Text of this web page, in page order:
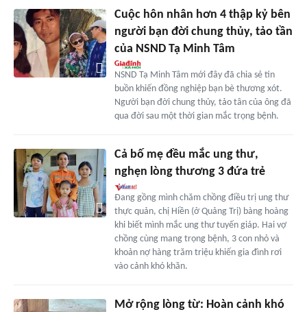
Cuộc hôn nhân hơn 4 thập kỷ bên
người bạn đời chung thủy, tảo tần
của NSND Tạ Minh Tâm
NSND Tạ Minh Tâm mới đây đã chia sẻ tin
buồn khiến đồng nghiệp bạn bè thương xót.
Người bạn đời chung thủy, tảo tân của ông đã
qua đời sau một thời gian mắc trọng bệnh.
Cả bố mẹ đều mắc ung thư,
nghẹn lòng thương 3 đứa trẻ
Đang gồng mình chăm chồng điều trị ung thư
thực quản, chị Hiền (ở Quảng Trị) bàng hoàng
khi biết mình mắc ung thư tuyến giáp. Hai vợ
chồng cùng mang trọng bệnh, 3 con nhỏ và
khoản nợ hàng trăm triệu khiến gia đình rơi
vào cảnh khó khăn.
Mở rộng lòng từ: Hoàn cảnh khó